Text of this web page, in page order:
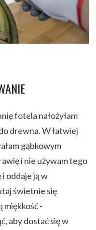
fotela nałożyłam
drewna. W łatwiej
gąbkowym
i nie używam tego
oddaje ją w
świetnie się
miękkość -
aby dostać się w